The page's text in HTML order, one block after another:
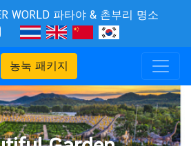
WORLD 파타야 & 촌부리 명소
농눅 패키지